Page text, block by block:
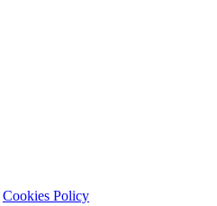
Cookies Policy